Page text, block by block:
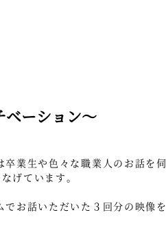
ーション～
業生や色々な職業人のお話を伺
げています。
お話いただいた３回分の映像を